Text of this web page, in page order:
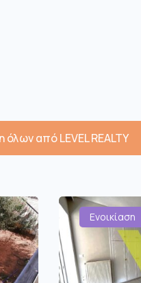
όλων από LEVEL REALTY
Ενοικίαση